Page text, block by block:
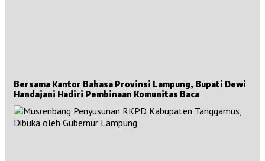
Bersama Kantor Bahasa Provinsi Lampung, Bupati Dewi
Handajani Hadiri Pembinaan Komunitas Baca